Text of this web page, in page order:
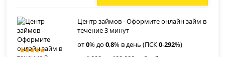
Центр займов - Оформите онлайн займ в
течение 3 минут
от0% до0,8% в день (ПСК0-292%)